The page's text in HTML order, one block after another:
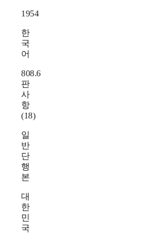
1954
한
국
어
808.6
판
사
항
(18)
일
반
단
행
본
대
한
민
국